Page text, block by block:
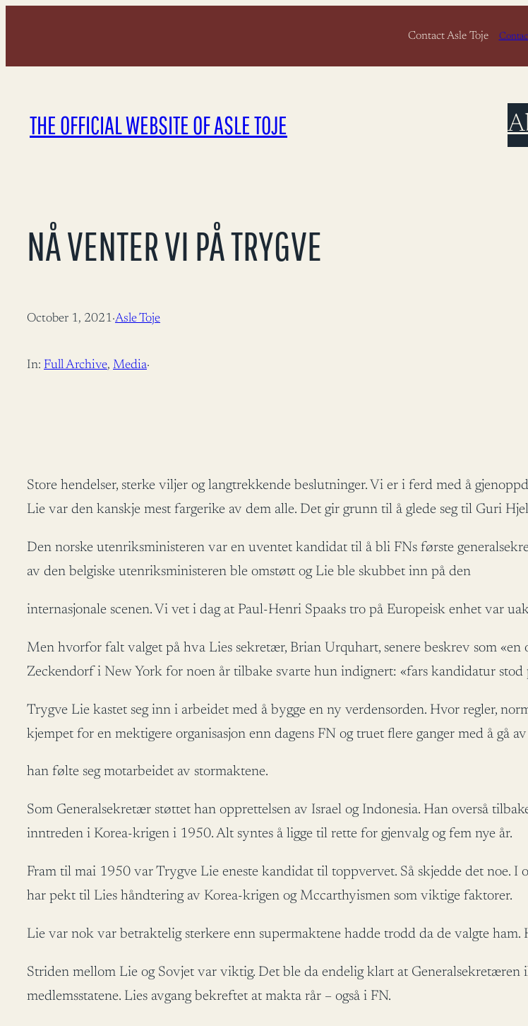
content
Contact Asle Toje
THE OFFICIAL WEBSITE OF ASLE TOJE
NÅ VENTER VI PÅ TRYGVE
October 1, 2021·Asle Toje
In: Full Archive, Media·
Store hendelser, sterke viljer og langtrekkende beslutninger. Vi er i ferd med å
Lie var den kanskje mest fargerike av dem alle. Det gir grunn til å glede seg til Guri
Den norske utenriksministeren var en uventet kandidat til å bli FNs første
av den belgiske utenriksministeren ble omstøtt og Lie ble skubbet inn på den
internasjonale scenen. Vi vet i dag at Paul-Henri Spaaks tro på Europeisk enhet var
Men hvorfor falt valget på hva Lies sekretær, Brian Urquhart, senere beskrev som
Zeckendorf i New York for noen år tilbake svarte hun indignert: «fars kandidatur stod
Trygve Lie kastet seg inn i arbeidet med å bygge en ny verdensorden. Hvor regler,
kjempet for en mektigere organisasjon enn dagens FN og truet flere ganger med å gå
han følte seg motarbeidet av stormaktene.
Som Generalsekretær støttet han opprettelsen av Israel og Indonesia. Han overså
inntreden i Korea-krigen i 1950. Alt syntes å ligge til rette for gjenvalg og fem nye år.
Fram til mai 1950 var Trygve Lie eneste kandidat til toppvervet. Så skjedde det noe.
har pekt til Lies håndtering av Korea-krigen og Mccarthyismen som viktige faktorer.
Lie var nok var betraktelig sterkere enn supermaktene hadde trodd da de valgte ham.
Striden mellom Lie og Sovjet var viktig. Det ble da endelig klart at
medlemsstatene. Lies avgang bekreftet at makta rår – også i FN.